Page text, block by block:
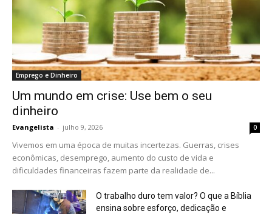
Emprego e Dinheiro
Um mundo em crise: Use bem o seu
dinheiro
Evangelista - julho 9, 2026 0
Vivemos em uma época de muitas incertezas. Guerras, crises
econômicas, desemprego, aumento do custo de vida e
dificuldades financeiras fazem parte da realidade de...
O trabalho duro tem valor? O que a Bíblia
ensina sobre esforço, dedicação e